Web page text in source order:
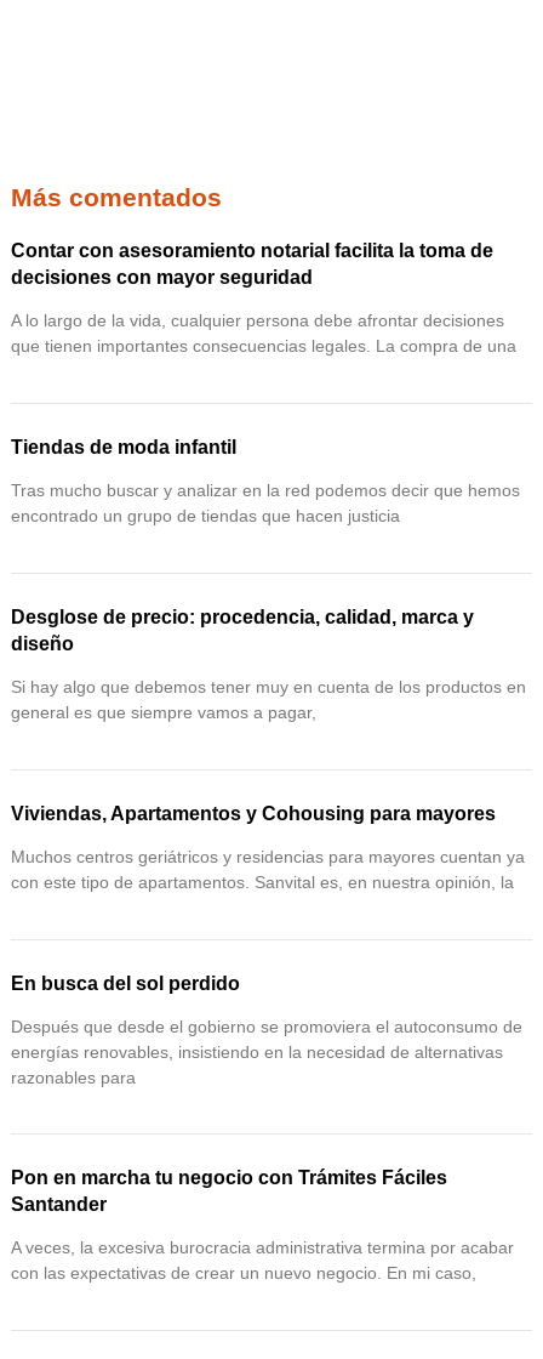
Más comentados
Contar con asesoramiento notarial facilita la toma de
decisiones con mayor seguridad
A lo largo de la vida, cualquier persona debe afrontar decisiones
que tienen importantes consecuencias legales. La compra de una
Tiendas de moda infantil
Tras mucho buscar y analizar en la red podemos decir que hemos
encontrado un grupo de tiendas que hacen justicia
Desglose de precio: procedencia, calidad, marca y
diseño
Si hay algo que debemos tener muy en cuenta de los productos en
general es que siempre vamos a pagar,
Viviendas, Apartamentos y Cohousing para mayores
Muchos centros geriátricos y residencias para mayores cuentan ya
con este tipo de apartamentos. Sanvital es, en nuestra opinión, la
En busca del sol perdido
Después que desde el gobierno se promoviera el autoconsumo de
energías renovables, insistiendo en la necesidad de alternativas
razonables para
Pon en marcha tu negocio con Trámites Fáciles
Santander
A veces, la excesiva burocracia administrativa termina por acabar
con las expectativas de crear un nuevo negocio. En mi caso,